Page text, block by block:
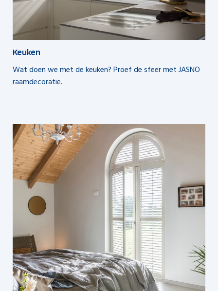
Keuken
Wat doen we met de keuken? Proef de sfeer met JASNO
raamdecoratie.